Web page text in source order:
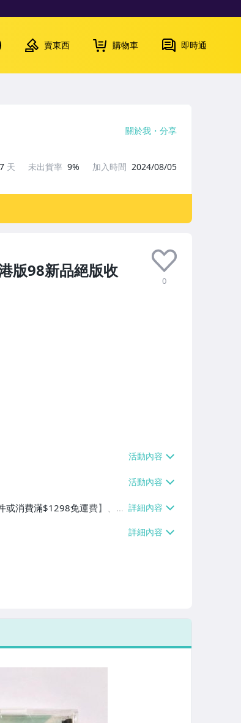
賣東西 購物車 即時通
版98新品絕版收
0
或消費滿$1298免運費】、7-
付款【單件運費$60、滿5件
運費$120、滿5件或消費滿
關於我 分享
天 未出貨率 9% 加入時間 2024/08/05